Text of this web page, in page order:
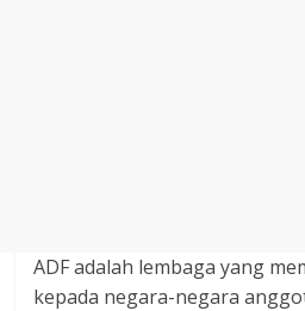
ADF adalah lembaga yang
kepada negara-negara